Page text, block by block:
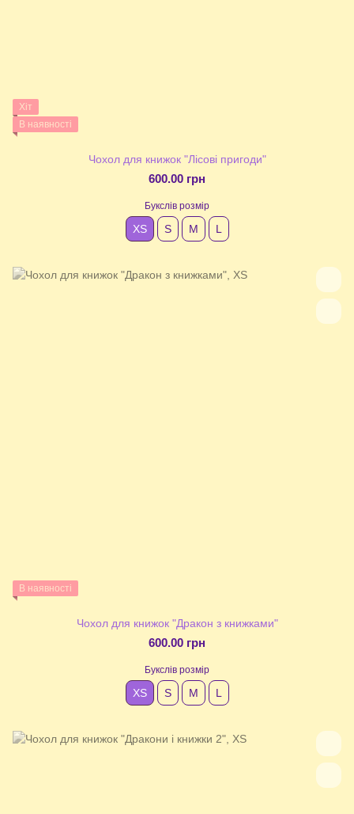
Хіт
В наявності
Чохол для книжок "Лісові пригоди"
600.00 грн
Букслів розмір
XS S М L
В наявності
Чохол для книжок "Дракон з книжками"
600.00 грн
Букслів розмір
XS S М L